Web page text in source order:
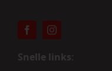
Snelle links: